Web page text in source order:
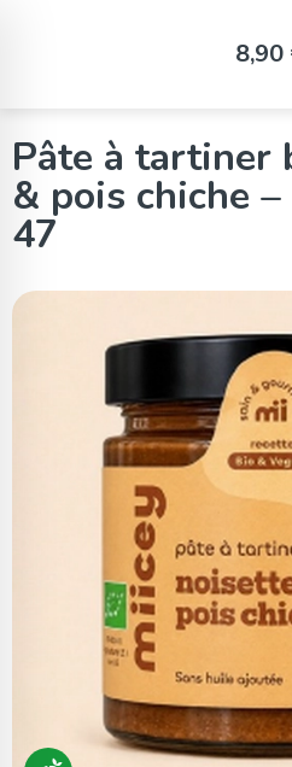
Pâte à tartiner
& pois chiche
47
8,90